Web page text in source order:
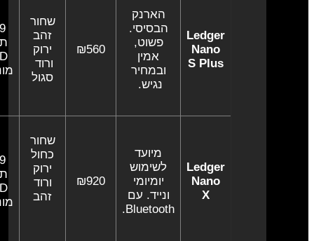
Ledger
Nano
S Plus
הארנק
הבסיסי.
פשוט,
אמין
ובמחיר
נגיש.
₪560
שחור
זהב
ירוק
ורוד
סגול
Ledger
Nano
X
מיועד
לשימוש
יומיומי
ונייד. עם
Bluetooth.
₪920
שחור
כחול
ירוק
ורוד
זהב